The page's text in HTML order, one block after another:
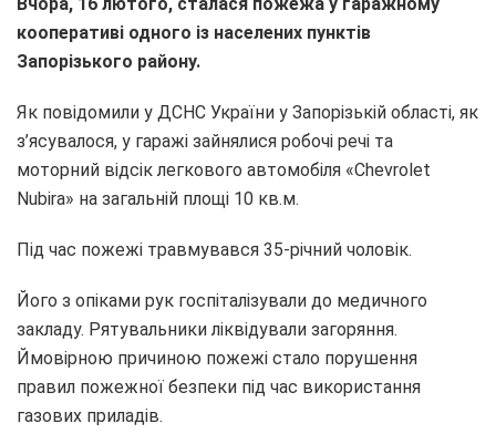
Вчора, 16 лютого, сталася пожежа у гаражному
кооперативі одного із населених пунктів
Запорізького району.
Як повідомили у ДСНС України у Запорізькій області, як
з’ясувалося, у гаражі зайнялися робочі речі та
моторний відсік легкового автомобіля «Chevrolet
Nubira» на загальній площі 10 кв.м.
Під час пожежі травмувався 35-річний чоловік.
Його з опіками рук госпіталізували до медичного
закладу. Рятувальники ліквідували загоряння.
Ймовірною причиною пожежі стало порушення
правил пожежної безпеки під час використання
газових приладів.